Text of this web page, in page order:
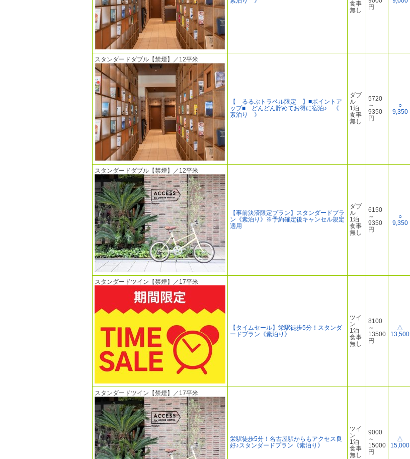
食事
無し
円
スタンダードダブル【禁煙】／12平米
【 るるぶトラベル限定 】■ポイントア
ップ■ どんどん貯めてお得に宿泊♪ 《
素泊り 》
ダブ
ル
1泊
食事
無し
5720
～
9350
円
○
9,350
スタンダードダブル【禁煙】／12平米
【事前決済限定プラン】スタンダードプラ
ン《素泊り》※予約確定後キャンセル規定
適用
ダブ
ル
1泊
食事
無し
6150
～
9350
円
○
9,350
スタンダードツイン【禁煙】／17平米
【タイムセール】栄駅徒歩5分！スタンダ
ードプラン《素泊り》
ツイ
ン
1泊
食事
無し
8100
～
13500
円
△
13,500
スタンダードツイン【禁煙】／17平米
栄駅徒歩5分！名古屋駅からもアクセス良
好♪スタンダードプラン《素泊り》
ツイ
ン
1泊
食事
無し
9000
～
15000
円
△
15,000